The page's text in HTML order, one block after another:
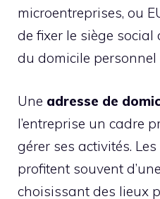
microentreprises, ou
de fixer le siège
du domicile
Une adresse de
l’entreprise un cadre
gérer ses activités.
profitent souvent
choisissant des lieux